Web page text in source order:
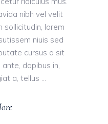
nibh vel velit
sollicitudin, lorem
niuis sed
cursus a sit
dapibus in,
a, tellus